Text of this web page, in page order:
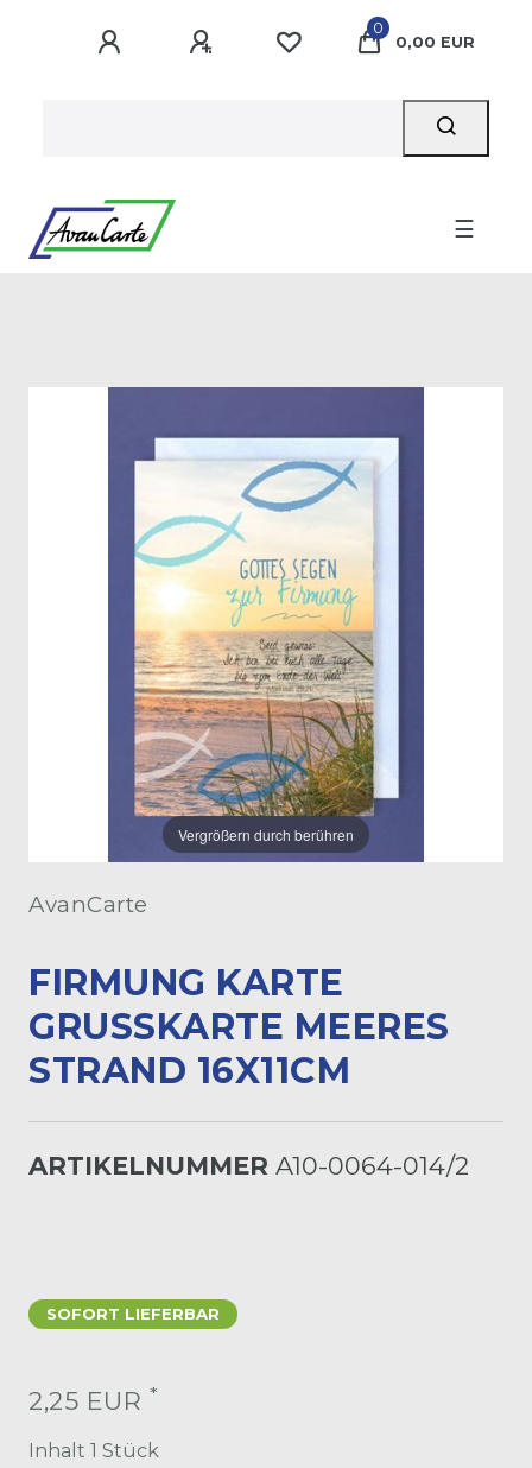
0
0,00 EUR
☰
Vergrößern durch berühren
AvanCarte
FIRMUNG KARTE
GRUSSKARTE MEERES S
TRAND 16X11CM
ARTIKELNUMMER A10-0064-014/2
SOFORT LIEFERBAR
2,25 EUR *
Inhalt 1 Stück